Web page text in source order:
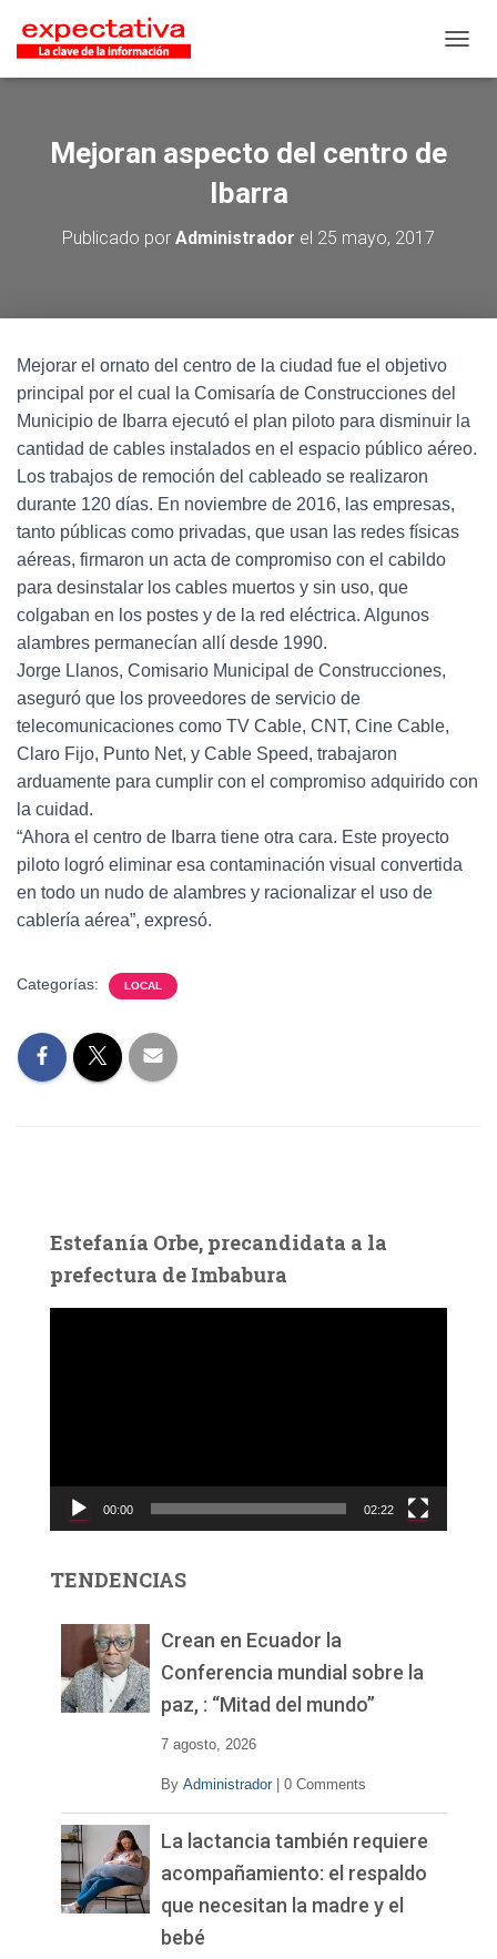
Mejoran aspecto del centro de
Ibarra
Publicado por Administrador el 25 mayo, 2017
Mejorar el ornato del centro de la ciudad fue el objetivo
principal por el cual la Comisaría de Construcciones del
Municipio de Ibarra ejecutó el plan piloto para disminuir la
cantidad de cables instalados en el espacio público aéreo.
Los trabajos de remoción del cableado se realizaron
durante 120 días. En noviembre de 2016, las empresas,
tanto públicas como privadas, que usan las redes físicas
aéreas, firmaron un acta de compromiso con el cabildo
para desinstalar los cables muertos y sin uso, que
colgaban en los postes y de la red eléctrica. Algunos
alambres permanecían allí desde 1990.
Jorge Llanos, Comisario Municipal de Construcciones,
aseguró que los proveedores de servicio de
telecomunicaciones como TV Cable, CNT, Cine Cable,
Claro Fijo, Punto Net, y Cable Speed, trabajaron
arduamente para cumplir con el compromiso adquirido con
la cuidad.
“Ahora el centro de Ibarra tiene otra cara. Este proyecto
piloto logró eliminar esa contaminación visual convertida
en todo un nudo de alambres y racionalizar el uso de
cablería aérea”, expresó.
Categorías: LOCAL
Estefanía Orbe, precandidata a la
prefectura de Imbabura
c
d
00:00 02:22
TENDENCIAS
Crean en Ecuador la
Conferencia mundial sobre la
paz, : “Mitad del mundo”
7 agosto, 2026
By Administrador 0 Comments
La lactancia también requiere
acompañamiento: el respaldo
que necesitan la madre y el
bebé